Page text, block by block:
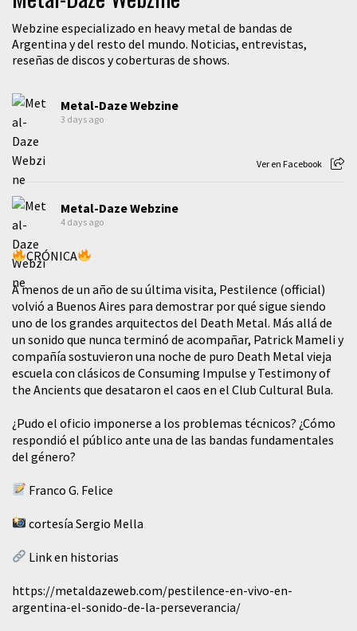
Webzine especializado en heavy metal de bandas de
Argentina y del resto del mundo. Noticias, entrevistas,
reseñas de discos y coberturas de shows.
Metal-Daze Webzine
3 days ago
Ver en Facebook
Metal-Daze Webzine
4 days ago
CRÓNICA
A menos de un año de su última visita, Pestilence (official)
volvió a Buenos Aires para demostrar por qué sigue siendo
uno de los grandes arquitectos del Death Metal. Más allá de
un sonido que nunca terminó de acompañar, Patrick Mameli y
compañía sostuvieron una noche de puro Death Metal vieja
escuela con clásicos de Consuming Impulse y Testimony of
the Ancients que desataron el caos en el Club Cultural Bula.
¿Pudo el oficio imponerse a los problemas técnicos? ¿Cómo
respondió el público ante una de las bandas fundamentales
del género?
Franco G. Felice
cortesía Sergio Mella
Link en historias
https://metaldazeweb.com/pestilence-en-vivo-en-
argentina-el-sonido-de-la-perseverancia/